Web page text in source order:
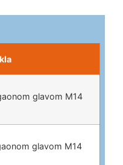
glavom M14
glavom M14